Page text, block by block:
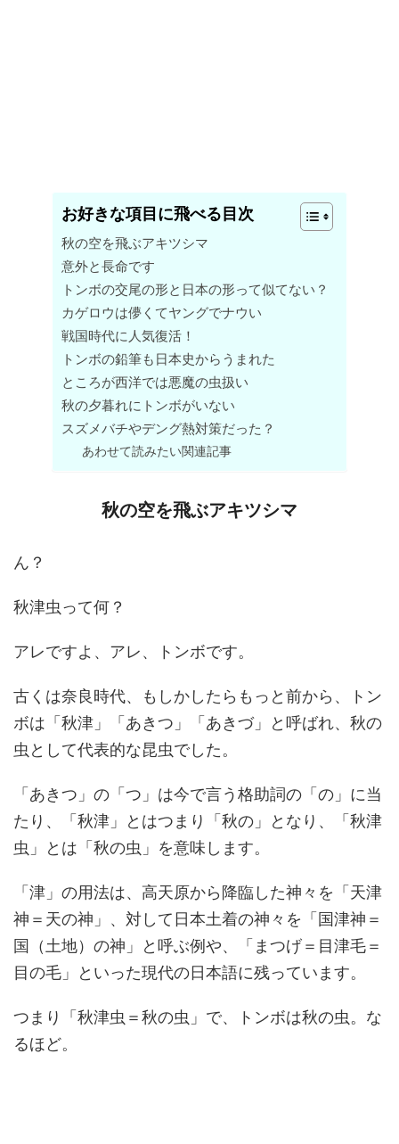
お好きな項目に飛べる目次
秋の空を飛ぶアキツシマ
意外と長命です
トンボの交尾の形と日本の形って似てない？
カゲロウは儚くてヤングでナウい
戦国時代に人気復活！
トンボの鉛筆も日本史からうまれた
ところが西洋では悪魔の虫扱い
秋の夕暮れにトンボがいない
スズメバチやデング熱対策だった？
あわせて読みたい関連記事
秋の空を飛ぶアキツシマ
ん？
秋津虫って何？
アレですよ、アレ、トンボです。
古くは奈良時代、もしかしたらもっと前から、トン
ボは「秋津」「あきつ」「あきづ」と呼ばれ、秋の
虫として代表的な昆虫でした。
「あきつ」の「つ」は今で言う格助詞の「の」に当
たり、「秋津」とはつまり「秋の」となり、「秋津
虫」とは「秋の虫」を意味します。
「津」の用法は、高天原から降臨した神々を「天津
神＝天の神」、対して日本土着の神々を「国津神＝
国（土地）の神」と呼ぶ例や、「まつげ＝目津毛＝
目の毛」といった現代の日本語に残っています。
つまり「秋津虫＝秋の虫」で、トンボは秋の虫。な
るほど。